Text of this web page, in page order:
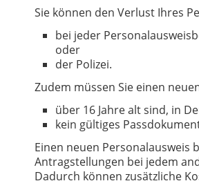
Sie können den Verlust Ihres
bei jeder
oder
der Polizei.
Zudem müssen Sie einen
über 16 Jahre alt sind, in
kein gültiges
Einen neuen Personalausweis
Antragstellungen bei jedem
Dadurch können zusätzliche